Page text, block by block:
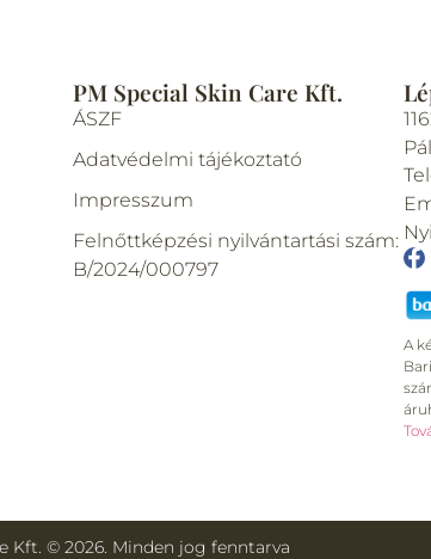
PM Special Skin Care Kft.
ÁSZF
Adatvédelmi tájékoztató
Impresszum
Felnőttképzési nyilvántartási szám:
B/2024/000797
A
Kft. © 2026. Minden jog fenntarva